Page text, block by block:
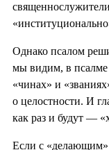
Однако псалом
мы видим, в псалме
«чинах» и
о целостности. И
как раз и будут —
Если с